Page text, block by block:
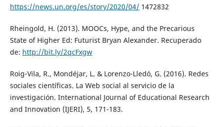
https://news.un.org/es/story/2020/04/1472832
Rheingold, H. (2013). MOOCs, Hype, and the Precarious
State of Higher Ed: Futurist Bryan Alexander. Recuperado
de: http://bit.ly/2qcFxgw
Roig-Vila, R., Mondéjar, L. & Lorenzo-Lledó, G. (2016). Redes
sociales científicas. La Web social al servicio de la
investigación. International Journal of Educational Research
and Innovation (IJERI), 5, 171-183.